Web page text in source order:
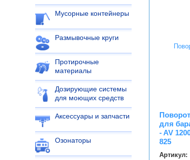
Мусорные контейнеры
Размывочные круги
Протирочные
материалы
Дозирующие системы
для моющих средств
Аксессуары и запчасти
Озонаторы
для
- AV
825
Артикул: